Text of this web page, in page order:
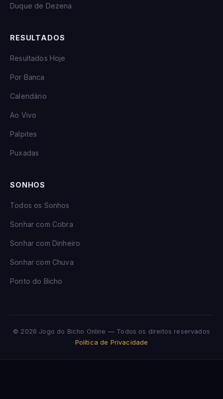
Duque de Dezena
RESULTADOS
Resultados Hoje
Por Banca
Calendário
Ao Vivo
Palpites
Puxadas
SONHOS
Todos os Sonhos
Sonhar com Cobra
Sonhar com Dinheiro
Sonhar com Chuva
Ponto do Bicho
© 2026 Jogo do Bicho Online — Todos os direitos reservados
Política de Privacidade